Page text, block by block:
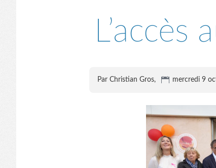
L’accès
Par Christian Gros, mercredi 9